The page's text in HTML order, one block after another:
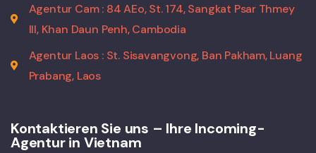
Agentur Cam : 84 AEo, St. 174, Sangkat Psar Thmey
III, Khan Daun Penh, Cambodia
Agentur Laos : St. Sisavangvong, Ban Pakham, Luang
Prabang, Laos
Kontaktieren Sie uns – Ihre Incoming-
Agentur in Vietnam